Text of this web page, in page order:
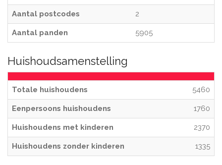
Aantal postcodes 2
Aantal panden 5905
Huishoudsamenstelling
Totale huishoudens 5460
Eenpersoons huishoudens 1760
Huishoudens met kinderen 2370
Huishoudens zonder kinderen 1335